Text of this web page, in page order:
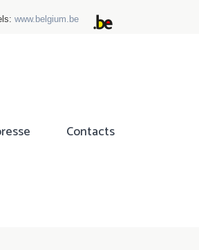
www.belgium.be
Contacts